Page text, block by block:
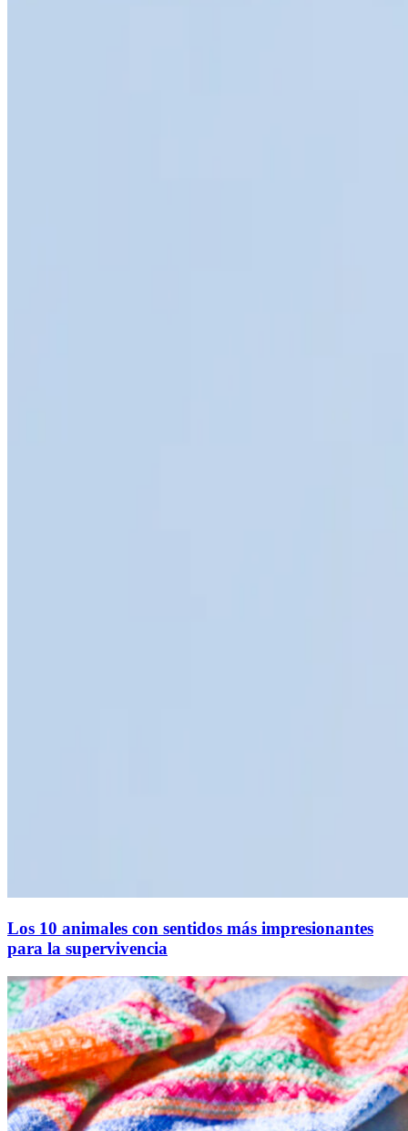
Los 10 animales con sentidos más impresionantes
para la supervivencia